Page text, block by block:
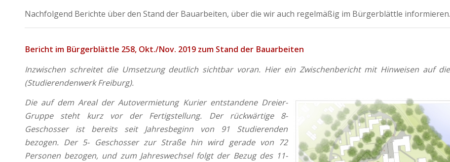
Nachfolgend Berichte über den Stand der Bauarbeiten, über die wir auch regelmäßig im Bürgerblättle informieren.
Bericht im Bürgerblättle 258, Okt./Nov. 2019 zum Stand der Bauarbeiten
Inzwischen schreitet die Umsetzung deutlich sichtbar voran. Hier ein Zwischenbericht mit Hinweisen auf
(Studierendenwerk Freiburg).
Die auf dem Areal der Autovermietung Kurier entstandene Dreier-
Gruppe steht kurz vor der Fertigstellung. Der rückwärtige 8-
Geschosser ist bereits seit Jahresbeginn von 91 Studierenden
bezogen. Der 5- Geschosser zur Straße hin wird gerade von 72
Personen bezogen, und zum Jahreswechsel folgt der Bezug des 11-